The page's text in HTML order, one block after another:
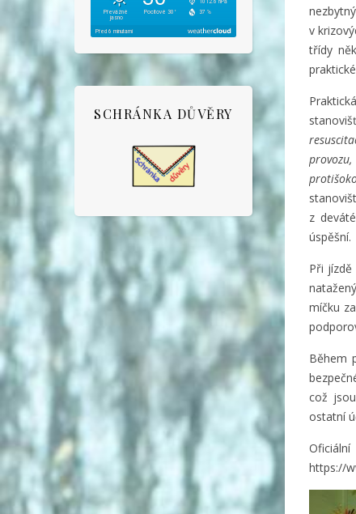
SCHRÁNKA DŮVĚRY
v
třídy
z
úspěšní.
Při
míčku
Během
což
ostatní
https://